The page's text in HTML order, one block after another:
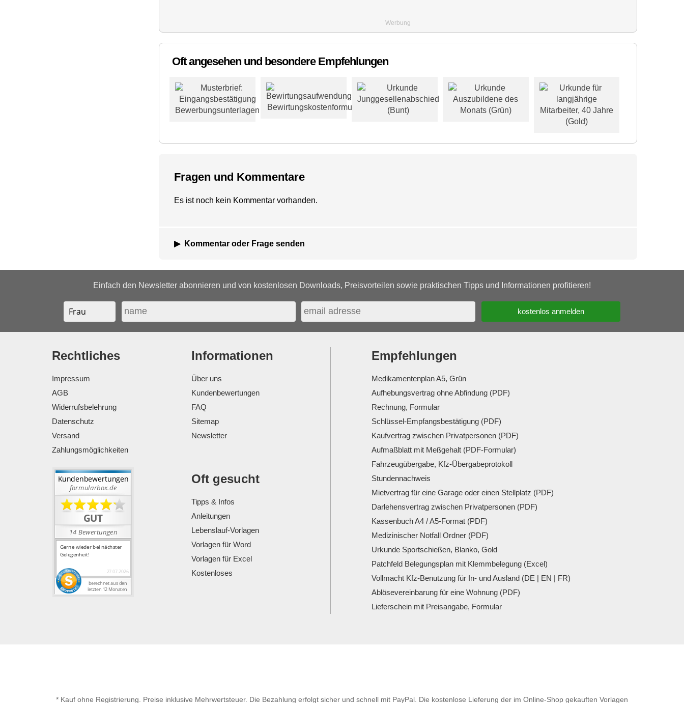
Werbung
Oft angesehen und besondere Empfehlungen
Fragen und Kommentare
Es ist noch kein Kommentar vorhanden.
Kommentar oder Frage senden
Einfach den Newsletter abonnieren und von kostenlosen Downloads, Preisvorteilen sowie praktischen Tipps und Informationen profitieren!
Rechtliches
Impressum
AGB
Widerrufsbelehrung
Datenschutz
Versand
Zahlungsmöglichkeiten
Informationen
Über uns
Kundenbewertungen
FAQ
Sitemap
Newsletter
Oft gesucht
Tipps & Infos
Anleitungen
Lebenslauf-Vorlagen
Vorlagen für Word
Vorlagen für Excel
Kostenloses
Empfehlungen
Medikamentenplan A5, Grün
Aufhebungsvertrag ohne Abfindung (PDF)
Rechnung, Formular
Schlüssel-Empfangsbestätigung (PDF)
Kaufvertrag zwischen Privatpersonen (PDF)
Aufmaßblatt mit Meßgehalt (PDF-Formular)
Fahrzeugübergabe, Kfz-Übergabeprotokoll
Stundennachweis
Mietvertrag für eine Garage oder einen Stellplatz (PDF)
Darlehensvertrag zwischen Privatpersonen (PDF)
Kassenbuch A4 / A5-Format (PDF)
Medizinischer Notfall Ordner (PDF)
Urkunde Sportschießen, Blanko, Gold
Patchfeld Belegungsplan mit Klemmbelegung (Excel)
Vollmacht Kfz-Benutzung für In- und Ausland (DE | EN | FR)
Ablösevereinbarung für eine Wohnung (PDF)
Lieferschein mit Preisangabe, Formular
* Kauf ohne Registrierung. Preise inklusive Mehrwertsteuer. Die Bezahlung erfolgt sicher und schnell mit PayPal. Die kostenlose Lieferung der im Online-Shop gekauften Vorlagen